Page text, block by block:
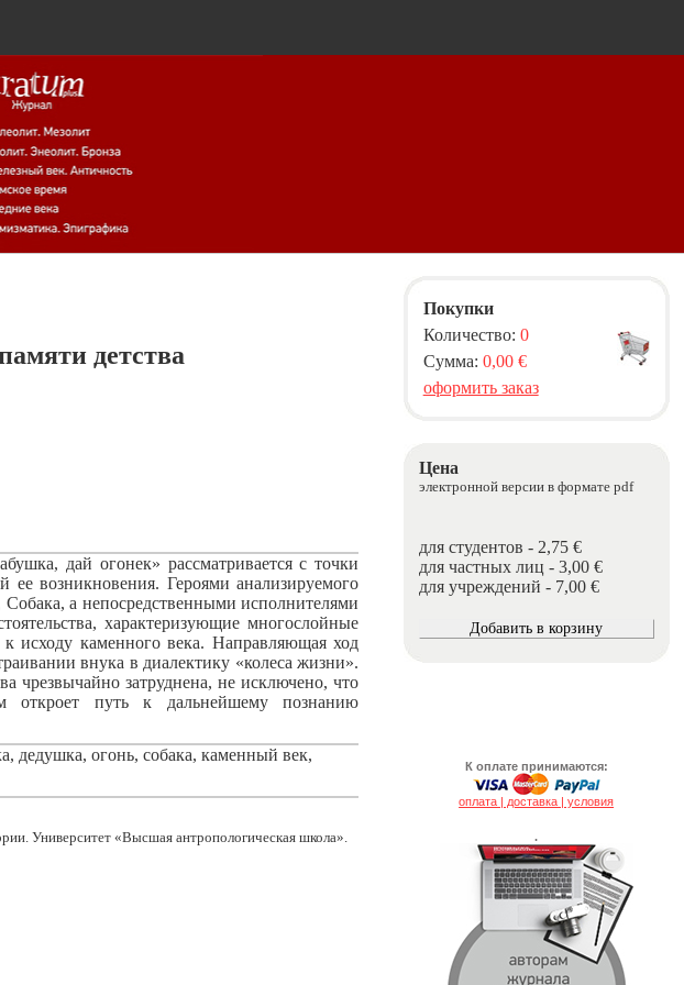
детства
дай огонек» рассматривается с точки
ее возникновения. Героями анализируемого
а непосредственными исполнителями
характеризующие многослойные
исходу каменного века. Направляющая ход
внука в диалектику «колеса жизни».
чрезвычайно затруднена, не исключено, что
путь к дальнейшему познанию
дедушка, огонь, собака, каменный век,
Университет «Высшая антропологическая школа».
Покупки
Количество: 0
Сумма: 0,00 €
оформить заказ
Цена
электронной версии в формате pdf
для студентов - 2,75 €
для частных лиц - 3,00 €
для учреждений - 7,00 €
К оплате принимаются:
оплата | доставка | условия
.